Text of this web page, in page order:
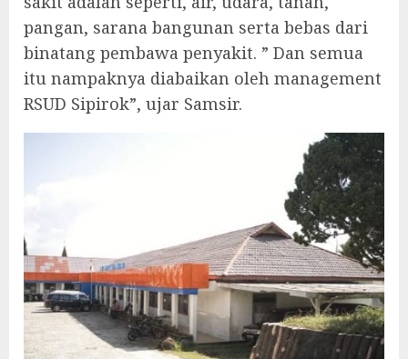
pangan, sarana bangunan serta bebas dari
binatang pembawa penyakit. ” Dan semua
itu nampaknya diabaikan oleh management
RSUD Sipirok”, ujar Samsir.